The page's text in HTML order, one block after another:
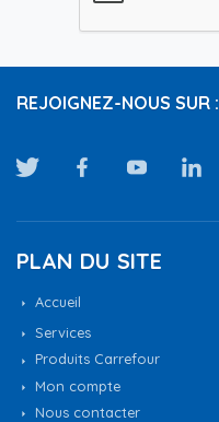
REJOIGNEZ-NOUS SUR :
PLAN DU SITE
Accueil
Services
Produits Carrefour
Mon compte
Nous contacter